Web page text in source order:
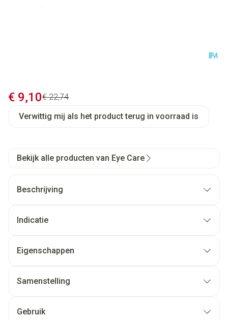
Adviesprijs
€ 22,74
Promotie prijs
€ 9,10
Verwittig mij als het product terug in voorraad is
Bekijk alle producten van Eye Care
Beschrijving
Indicatie
Eigenschappen
Samenstelling
Gebruik